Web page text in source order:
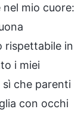
mio cuore:
rispettabile in
i miei
che parenti
con occhi